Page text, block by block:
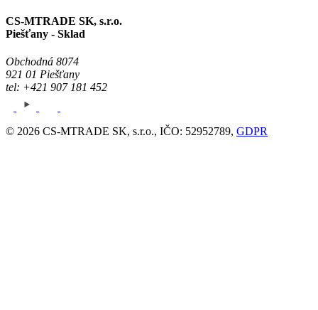
CS-MTRADE SK, s.r.o.
Piešťany - Sklad
Obchodná 8074
921 01 Piešťany
tel: +421 907 181 452
© 2026 CS-MTRADE SK, s.r.o., IČO: 52952789, GDPR